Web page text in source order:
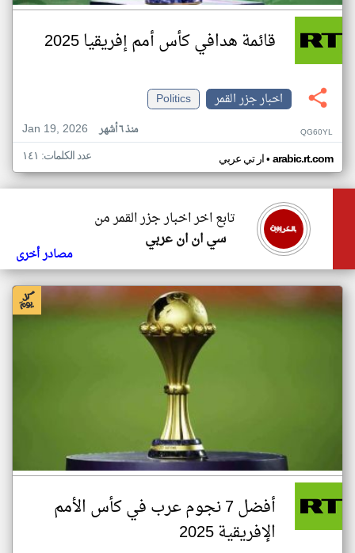
قائمة هدافي كأس أمم إفريقيا 2025
اخبار جزر القمر
Politics
Jan 19, 2026
منذ ٦ أشهر QG60YL
ار تي عربي• arabic.rt.com عدد الكلمات: ١٤١
تابع اخر اخبار جزر القمر من
سي ان ان عربي
مصادر أخرى
أفضل 7 نجوم عرب في كأس الأمم
الإفريقية 2025